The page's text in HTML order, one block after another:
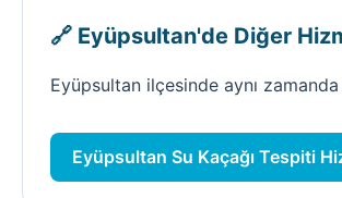
🔗 Eyüpsultan'de Diğer
Eyüpsultan ilçesinde aynı zamanda
Eyüpsultan Su Kaçağı Tespiti